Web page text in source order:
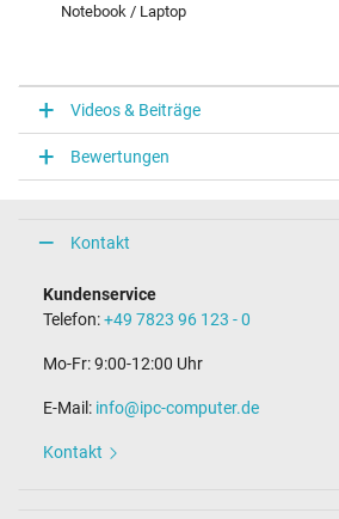
Notebook / Laptop
Videos & Beiträge
Bewertungen
Kontakt
Kundenservice
Telefon:+49 7823 96 123 - 0
Mo-Fr: 9:00-12:00 Uhr
E-Mail: info@ipc-computer.de
Kontakt